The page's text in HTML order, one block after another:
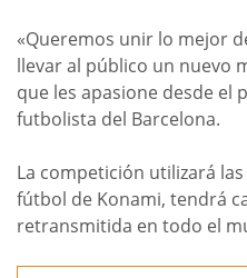
«Queremos unir lo mejor
llevar al público un nuevo
que les apasione desde el
futbolista del Barcelona.
La competición utilizará
fútbol de Konami, tendrá
retransmitida en todo el